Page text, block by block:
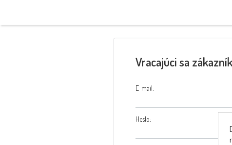
Vracajúci sa zákazník
E-mail:
Heslo: